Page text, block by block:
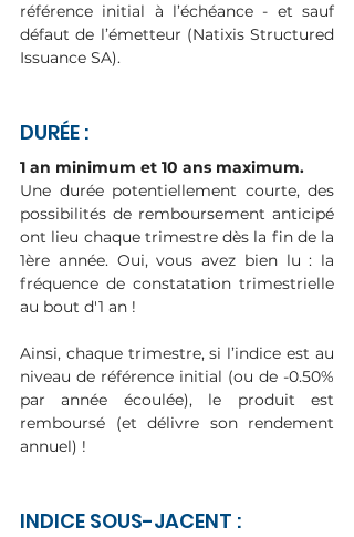
référence initial à l’échéance - et sauf
défaut de l’émetteur (Natixis Structured
Issuance SA).
DURÉE :
1 an minimum et 10 ans maximum.
Une durée potentiellement courte, des
possibilités de remboursement anticipé
ont lieu chaque trimestre dès la fin de la
1ère année. Oui, vous avez bien lu : la
fréquence de constatation trimestrielle
au bout d'1 an !
Ainsi, chaque trimestre, si l’indice est au
niveau de référence initial (ou de -0.50%
par année écoulée), le produit est
remboursé (et délivre son rendement
annuel) !
INDICE SOUS-JACENT :